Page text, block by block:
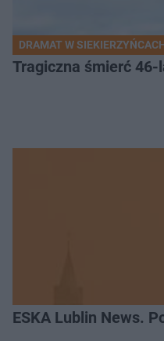
DRAMAT W
Tragiczna śmierć
ESKA Lublin News.